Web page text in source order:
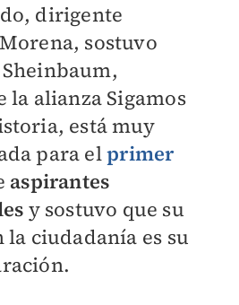
dirigente
sostuvo
la alianza Sigamos
está muy
para elprimer
aspirantes
y sostuvo que su
la ciudadanía es su